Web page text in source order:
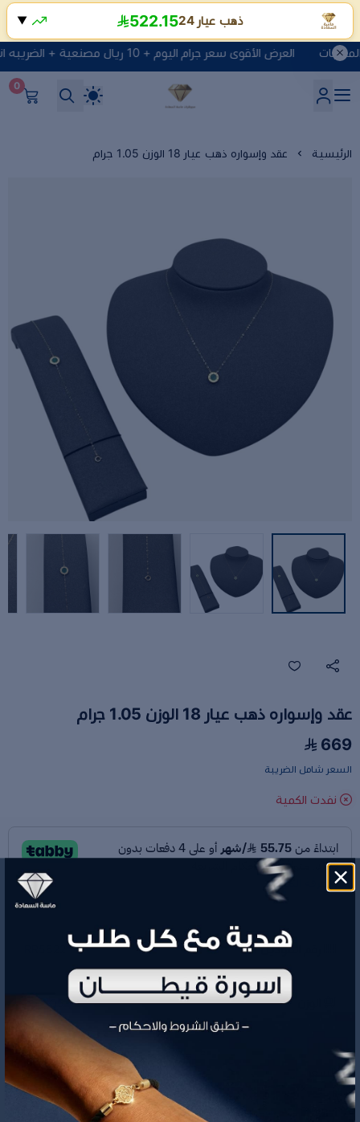
العرض الأقوى سعر جرام اليوم + 10 ريال مصنعية + الضريبه انقر هنا لتصفح المنتجات
شركة ماسة السعادة للذهب
0
الرئيسية عقد وإسواره ذهب عيار 18 الوزن 1.05 جرام
عقد وإسواره ذهب عيار 18 الوزن 1.05 جرام
669
السعر شامل الضريبة
نفدت الكمية
رقم الموديل
1.05 جم
السعر 669
ذهب عيار 24 522.15
▼